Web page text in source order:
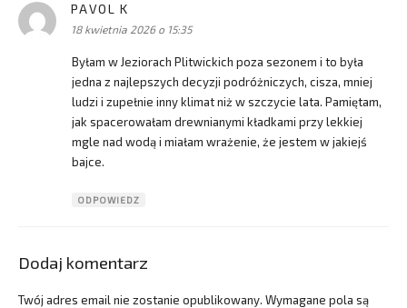
PAVOL K
18 kwietnia 2026 o 15:35
Byłam w Jeziorach Plitwickich poza sezonem i to była
jedna z najlepszych decyzji podróżniczych, cisza, mniej
ludzi i zupełnie inny klimat niż w szczycie lata. Pamiętam,
jak spacerowałam drewnianymi kładkami przy lekkiej
mgle nad wodą i miałam wrażenie, że jestem w jakiejś
bajce.
ODPOWIEDZ
Dodaj komentarz
Twój adres email nie zostanie opublikowany. Wymagane pola są